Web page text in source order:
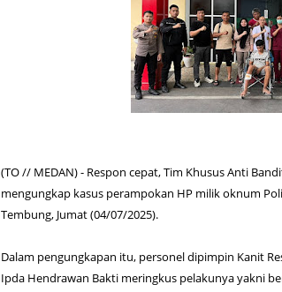
(TO // MEDAN) - Respon cepat, Tim Khusus Anti
mengungkap kasus perampokan HP milik oknum
Tembung, Jumat (04/07/2025).
Dalam pengungkapan itu, personel dipimpin Kanit
Ipda Hendrawan Bakti meringkus pelakunya yakni